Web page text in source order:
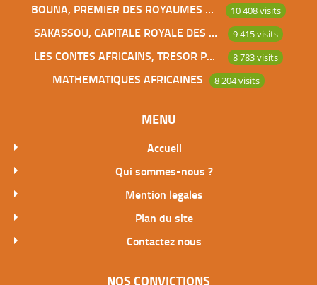
BOUNA, PREMIER DES ROYAUMES DE CÔTE D’IVOIRE 10 408 visits
SAKASSOU, CAPITALE ROYALE DES BAOULES 9 415 visits
LES CONTES AFRICAINS, TRESOR POUR L’HUMANITE 8 783 visits
MATHEMATIQUES AFRICAINES 8 204 visits
MENU
Accueil
Qui sommes-nous ?
Mention legales
Plan du site
Contactez nous
NOS CONVICTIONS